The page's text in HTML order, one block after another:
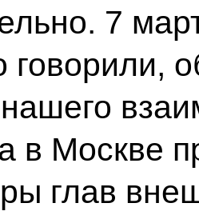
7
говорили,
в Москве
глав